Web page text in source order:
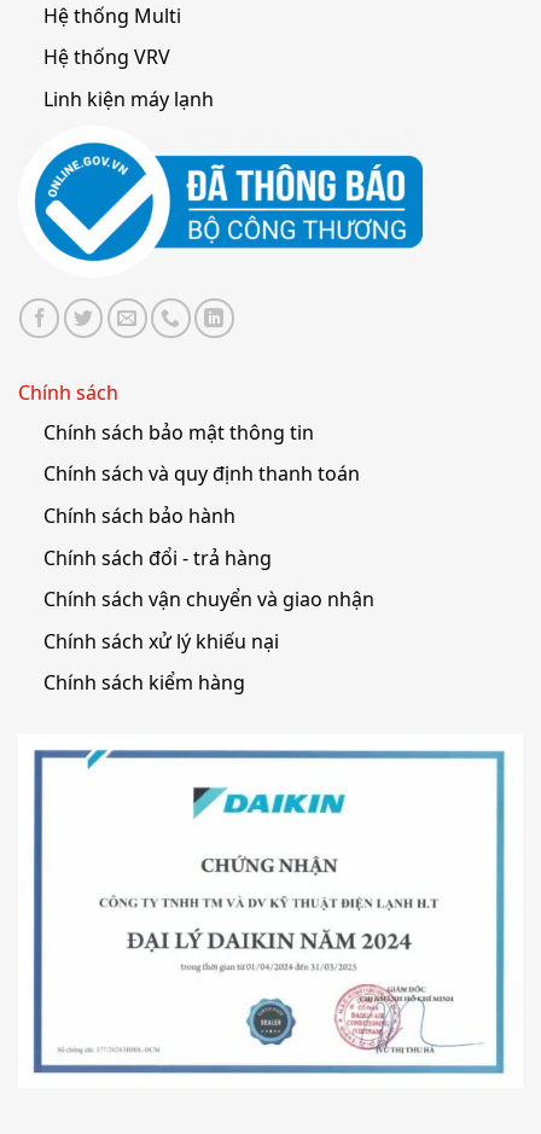
Hệ thống Multi
Hệ thống VRV
Linh kiện máy lạnh
Chính sách
Chính sách bảo mật thông tin
Chính sách và quy định thanh toán
Chính sách bảo hành
Chính sách đổi - trả hàng
Chính sách vận chuyển và giao nhận
Chính sách xử lý khiếu nại
Chính sách kiểm hàng